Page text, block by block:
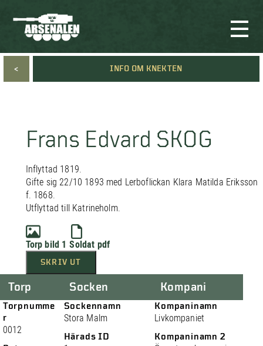
< INFO OM KNEKTEN
Frans Edvard SKOG
Inflyttad 1819.
Gifte sig 22/10 1893 med Lerboflickan Klara Matilda Eriksson
f. 1868.
Utflyttad till Katrineholm.
Torp bild 1 Soldat pdf
SKRIV UT
Torp
Torpnumme
r
0012
Socken
Sockennamn
Stora Malm
Härads ID
Kompani
Kompaninamn
Livkompaniet
Kompaninamn 2